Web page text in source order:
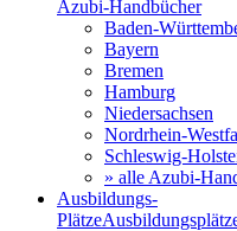
Azubi-Handbücher
Baden-
Bayern
Bremen
Hamburg
Niedersachsen
Nordrhein-
Schleswig-
» alle Azubi-
Ausbildungs-
Plätze